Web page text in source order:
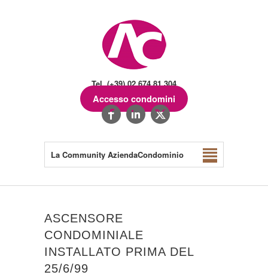
Tel. (+39) 02.674.81.304
Accesso condomini
La Community AziendaCondominio
ASCENSORE
CONDOMINIALE
INSTALLATO PRIMA DEL
25/6/99